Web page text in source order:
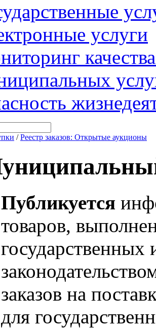
услуги
/Реестр заказов: Открытые аукционы
Публикуется
товаров,
заказов на
для